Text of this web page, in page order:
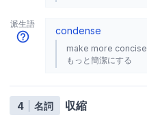
派生語
condense
make more concise
もっと簡潔にする
4 名詞 収縮